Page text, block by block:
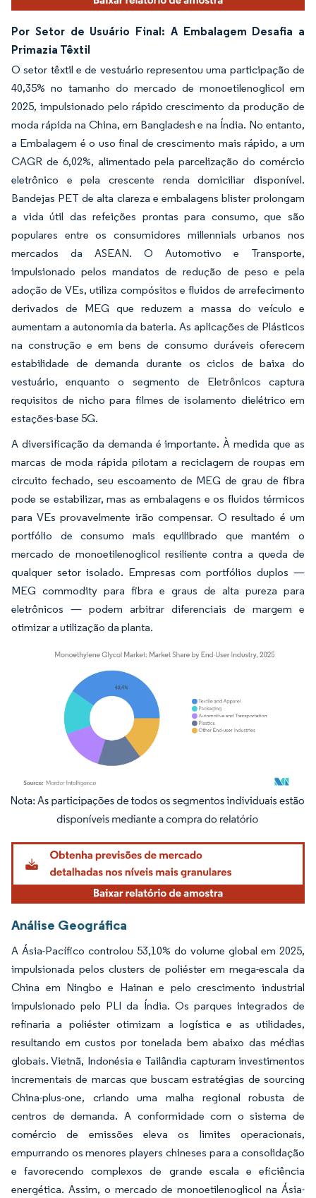
Por Setor de Usuário Final: A Embalagem Desafia a
Primazia Têxtil
O setor têxtil e de vestuário representou uma participação de
40,35% no tamanho do mercado de monoetilenoglicol em
2025, impulsionado pelo rápido crescimento da produção de
moda rápida na China, em Bangladesh e na Índia. No entanto,
a Embalagem é o uso final de crescimento mais rápido, a um
CAGR de 6,02%, alimentado pela parcelização do comércio
eletrônico e pela crescente renda domiciliar disponível.
Bandejas PET de alta clareza e embalagens blister prolongam
a vida útil das refeições prontas para consumo, que são
populares entre os consumidores millennials urbanos nos
mercados da ASEAN. O Automotivo e Transporte,
impulsionado pelos mandatos de redução de peso e pela
adoção de VEs, utiliza compósitos e fluidos de arrefecimento
derivados de MEG que reduzem a massa do veículo e
aumentam a autonomia da bateria. As aplicações de Plásticos
na construção e em bens de consumo duráveis oferecem
estabilidade de demanda durante os ciclos de baixa do
vestuário, enquanto o segmento de Eletrônicos captura
requisitos de nicho para filmes de isolamento dielétrico em
estações-base 5G.
A diversificação da demanda é importante. À medida que as
marcas de moda rápida pilotam a reciclagem de roupas em
circuito fechado, seu escoamento de MEG de grau de fibra
pode se estabilizar, mas as embalagens e os fluidos térmicos
para VEs provavelmente irão compensar. O resultado é um
portfólio de consumo mais equilibrado que mantém o
mercado de monoetilenoglicol resiliente contra a queda de
qualquer setor isolado. Empresas com portfólios duplos —
MEG commodity para fibra e graus de alta pureza para
eletrônicos — podem arbitrar diferenciais de margem e
otimizar a utilização da planta.
Imagem © Mordor Intelligence. O reuso requer atribuição conforme CC BY 4.0.
Análise Geográfica
A Ásia-Pacífico controlou 53,10% do volume global em 2025,
impulsionada pelos clusters de poliéster em mega-escala da
China em Ningbo e Hainan e pelo crescimento industrial
impulsionado pelo PLI da Índia. Os parques integrados de
refinaria a poliéster otimizam a logística e as utilidades,
resultando em custos por tonelada bem abaixo das médias
globais. Vietnã, Indonésia e Tailândia capturam investimentos
incrementais de marcas que buscam estratégias de sourcing
China-plus-one, criando uma malha regional robusta de
centros de demanda. A conformidade com o sistema de
comércio de emissões eleva os limites operacionais,
empurrando os menores players chineses para a consolidação
e favorecendo complexos de grande escala e eficiência
energética. Assim, o mercado de monoetilenoglicol na Ásia-